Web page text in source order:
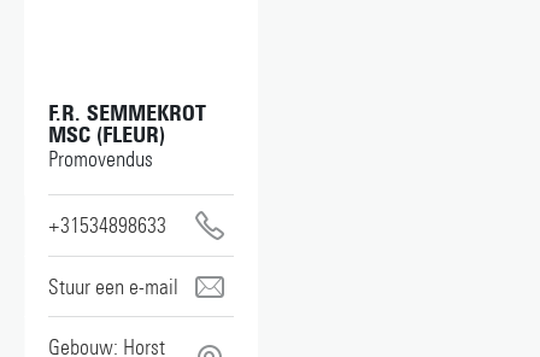
F.R. SEMMEKROT
MSC (FLEUR)
Promovendus
+31534898633
f.r.semmekrot@utwente.nl
Gebouw: Horst